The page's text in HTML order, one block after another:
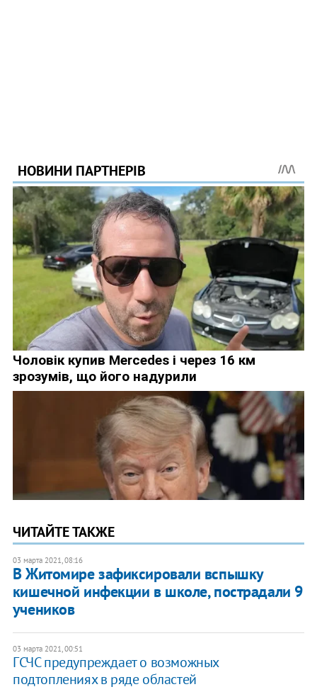
ЧИТАЙТЕ ТАКЖЕ
03 марта 2021, 08:16
В Житомире зафиксировали вспышку
кишечной инфекции в школе, пострадали 9
учеников
03 марта 2021, 00:51
ГСЧС предупреждает о возможных
подтоплениях в ряде областей